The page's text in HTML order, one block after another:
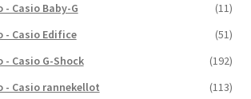
- Casio Baby-G
(11)
- Casio Edifice
(51)
- Casio G-Shock
(192)
- Casio rannekellot
(113)